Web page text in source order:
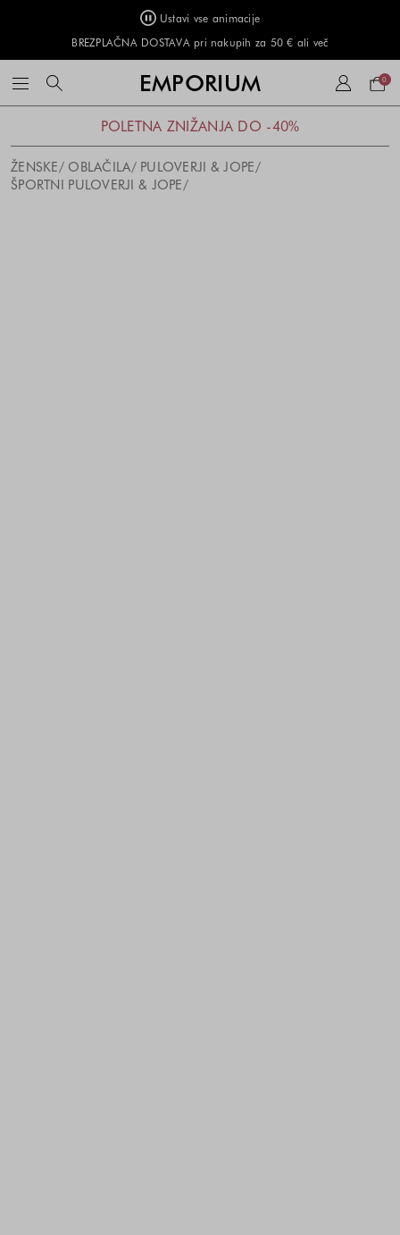
Ustavi vse animacije
BREZPLAČNA DOSTAVA pri nakupih za 50 € ali več
EMPORIUM 0
POLETNA ZNIŽANJA DO -40%
ŽENSKE OBLAČILA PULOVERJI & JOPE
ŠPORTNI PULOVERJI & JOPE